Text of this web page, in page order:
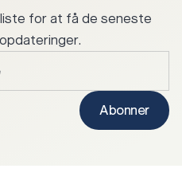
for at få de seneste
Abonner